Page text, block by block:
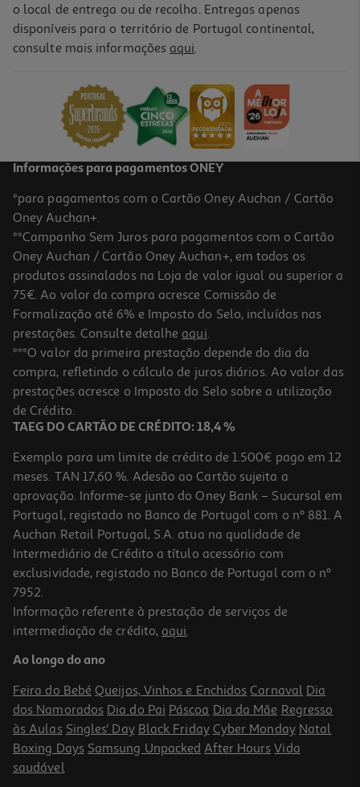
Cesto Metálico Para Prateleira 40x14x26cm
o local de entrega ou de recolha. Entregas apenas
disponíveis para o território de Portugal continental,
consulte mais informações aqui.
Informações para pagamentos ONEY
*para pagamentos com o Cartão Oney Auchan / Cartão
Oney Auchan+.
**Campanha Sem Juros para pagamentos com o Cartão
Oney Auchan / Cartão Oney Auchan+, em todos os
produtos assinalados na Loja de valor igual ou superior a
75€. Ao valor da compra acresce Comissão de
Formalização até 6% e Imposto do Selo, incluídos nas
prestações. Consulte detalhe aqui.
***O valor da primeira prestação depende do dia da
compra, refletindo o cálculo de juros diários. Ao valor das
prestações acresce o Imposto do Selo sobre a utilização
de Crédito.
TAEG DO CARTÃO DE CRÉDITO: 18,4 %
Exemplo para um limite de crédito de 1.500€ pago em 12
meses. TAN 17,60 %. Adesão ao Cartão sujeita a
aprovação. Informe-se junto do Oney Bank – Sucursal em
Portugal, registado no Banco de Portugal com o nº 881. A
Auchan Retail Portugal, S.A. atua na qualidade de
Intermediário de Crédito a título acessório com
exclusividade, registado no Banco de Portugal com o nº
7952.
Informação referente à prestação de serviços de
intermediação de crédito, aqui.
Ao longo do ano
Feira do Bebé Queijos, Vinhos e Enchidos Carnaval Dia
dos Namorados Dia do Pai Páscoa Dia da Mãe Regresso
às Aulas Singles' Day Black Friday Cyber Monday Natal
Boxing Days Samsung Unpacked After Hours Vida
saudável